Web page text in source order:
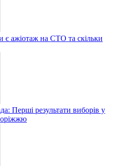
є ажіотаж на СТО та скільки
Перші результати виборів у